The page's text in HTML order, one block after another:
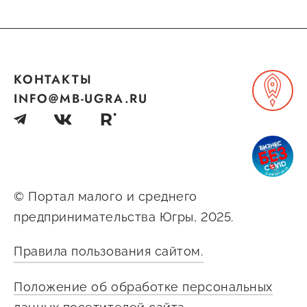
бизнеса
Инвестору
Самозанятому
Конкурсы для
предпринимателей
Иностранным гражданам
© Портал малого и среднего
предпринимательства Югры, 2025.
Правила пользования сайтом.
Положение об обработке персональных
КОНТАКТЫ
INFO@MB-UGRA.RU